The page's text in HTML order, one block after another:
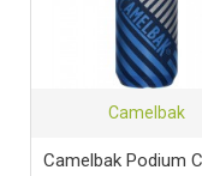
Camelbak